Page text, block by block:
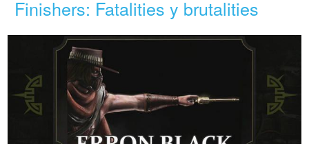
Finishers: Fatalities y brutalities